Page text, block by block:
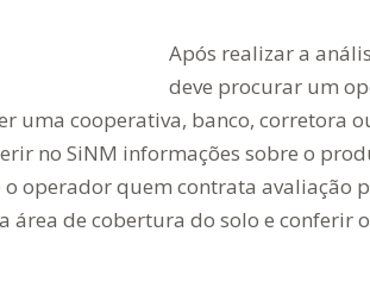
Após realizar a
deve procurar um
uma cooperativa, banco, corretora
no SiNM informações sobre o
operador quem contrata avaliação
área de cobertura do solo e conferir